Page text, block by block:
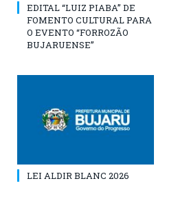
EDITAL “LUIZ PIABA” DE
FOMENTO CULTURAL PARA
O EVENTO “FORROZÃO
BUJARUENSE”
LEI ALDIR BLANC 2026